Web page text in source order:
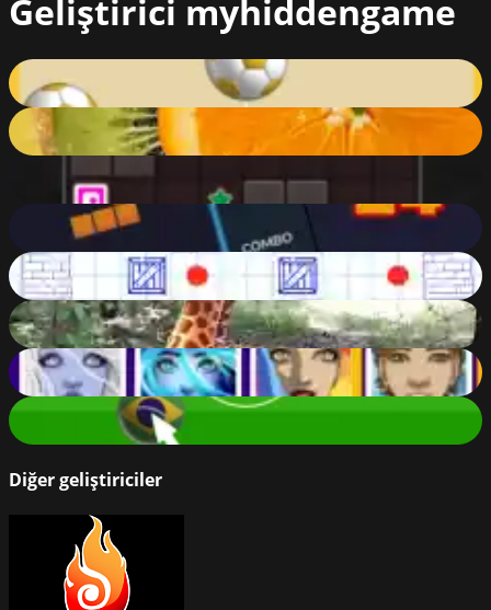
Geliştirici myhiddengame
Doroppuboru
78%
Rotating Fruits
63 %
My Sliding Blocks
83
Tetris 24
92
Move Boxes
64%
Les Adventures Blin
45%
Memory for Faces
90 %
Shoot a Goal!
70
Diğer geliştiriciler